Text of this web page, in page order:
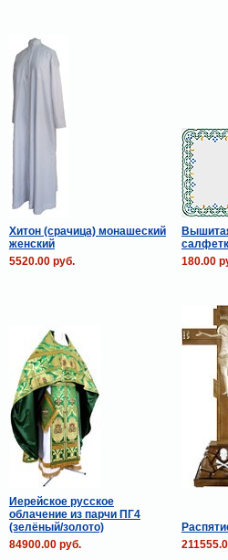
Хитон (срачица) монашеский
женский
5520.00 руб.
180.00
Иерейское русское
облачение из парчи ПГ4
(зелёный/золото)
84900.00 руб.